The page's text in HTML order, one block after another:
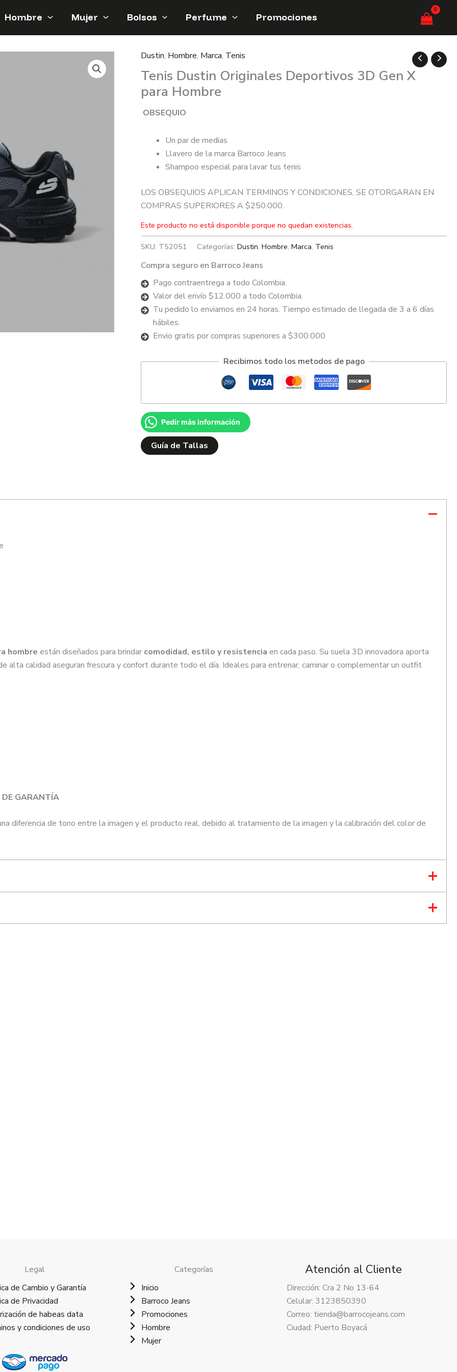
Hombre Mujer Bolsos Perfume Promociones
Dustin, Hombre, Marca, Tenis
Tenis Dustin Originales Deportivos 3D Gen X
para Hombre
OBSEQUIO
Un par de medias
Llavero de la marca Barroco Jeans
Shampoo especial para lavar tus tenis
LOS OBSEQUIOS APLICAN TERMINOS Y CONDICIONES, SE OTORGARAN EN
COMPRAS SUPERIORES A $250.000.
Este producto no está disponible porque no quedan existencias.
SKU: T52051 Categorías:Dustin,Hombre,Marca, Tenis
Compra seguro en Barroco Jeans
Pago contraentrega a todo Colombia.
Valor del envío $12.000 a todo Colombia.
Tu pedido lo enviamos en 24 horas. Tiempo estimado de llegada de 3 a 6 días
hábiles.
Envio gratis por compras superiores a $300.000
Recibimos todo los metodos de pago
Pedir más información
Guía de Tallas
hombre están diseñados para brindar comodidad, estilo y resistencia en cada paso. Su suela 3D innovadora aporta
alta calidad aseguran frescura y confort durante todo el día. Ideales para entrenar, caminar o complementar un outfit
GARANTÍA
diferencia de tono entre la imagen y el producto real, debido al tratamiento de la imagen y la calibración del color de
Legal
de Cambio y Garantía
de Privacidad
de habeas data
y condiciones de uso
Categorías
Inicio
Barroco Jeans
Promociones
Hombre
Mujer
Atención al Cliente
Dirección: Cra 2 No 13-64
Celular: 3123850390
Correo: tienda@barrocojeans.com
Ciudad: Puerto Boyacá